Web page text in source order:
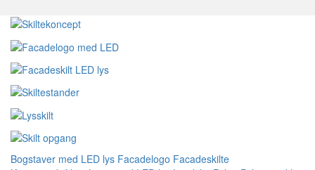
Bogstaver med LED lys Facadelogo Facadeskilte